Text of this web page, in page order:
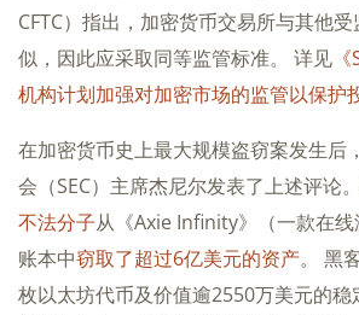
CFTC）指出，加密货币交易所与其他
似，因此应采取同等监管标准。 详见
机构计划加强对加密市场的监管以保护
在加密货币史上最大规模盗窃案发生后
会（SEC）主席杰尼尔发表了上述评论
不法分子从《Axie Infinity》（一款在
账本中窃取了超过6亿美元的资产。 黑
枚以太坊代币及价值逾2550万美元的